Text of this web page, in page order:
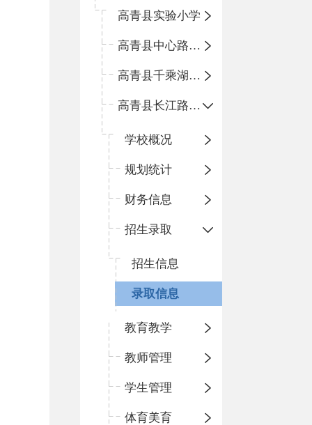
高青县实验小学
高青县中心路小学
高青县千乘湖小学
高青县长江路小学
学校概况
规划统计
财务信息
招生录取
招生信息
录取信息
教育教学
教师管理
学生管理
体育美育